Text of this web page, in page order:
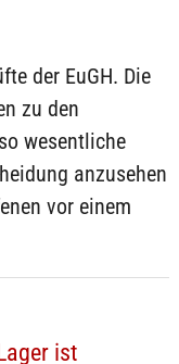
der EuGH. Die
zu den
wesentliche
anzusehen
vor einem
ist